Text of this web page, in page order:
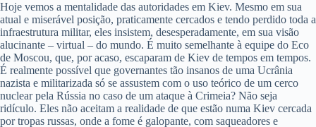
Hoje vemos a mentalidade das autoridades em Kiev. Mesmo em sua
atual e miserável posição, praticamente cercados e tendo perdido toda a
infraestrutura militar, eles insistem, desesperadamente, em sua visão
alucinante – virtual – do mundo. É muito semelhante à equipe do Eco
de Moscou, que, por acaso, escaparam de Kiev de tempos em tempos.
É realmente possível que governantes tão insanos de uma Ucrânia
nazista e militarizada só se assustem com o uso teórico de um cerco
nuclear pela Rússia no caso de um ataque à Crimeia? Não seja
ridículo. Eles não aceitam a realidade de que estão numa Kiev cercada
por tropas russas, onde a fome é galopante, com saqueadores e